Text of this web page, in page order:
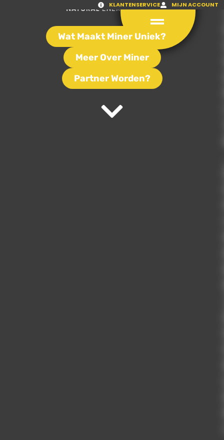
KLANTENSERVICE MIJN ACCOUNT
Wat Maakt Miner Uniek?
Meer Over Miner
Partner Worden?